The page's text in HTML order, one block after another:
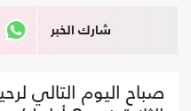
شارك الخبر
صباح اليوم التالي